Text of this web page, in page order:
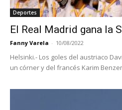
Deportes
El Real Madrid gana la
Fanny Varela - 10/08/2022
Helsinki.- Los goles del austriaco
un córner y del francés Karim